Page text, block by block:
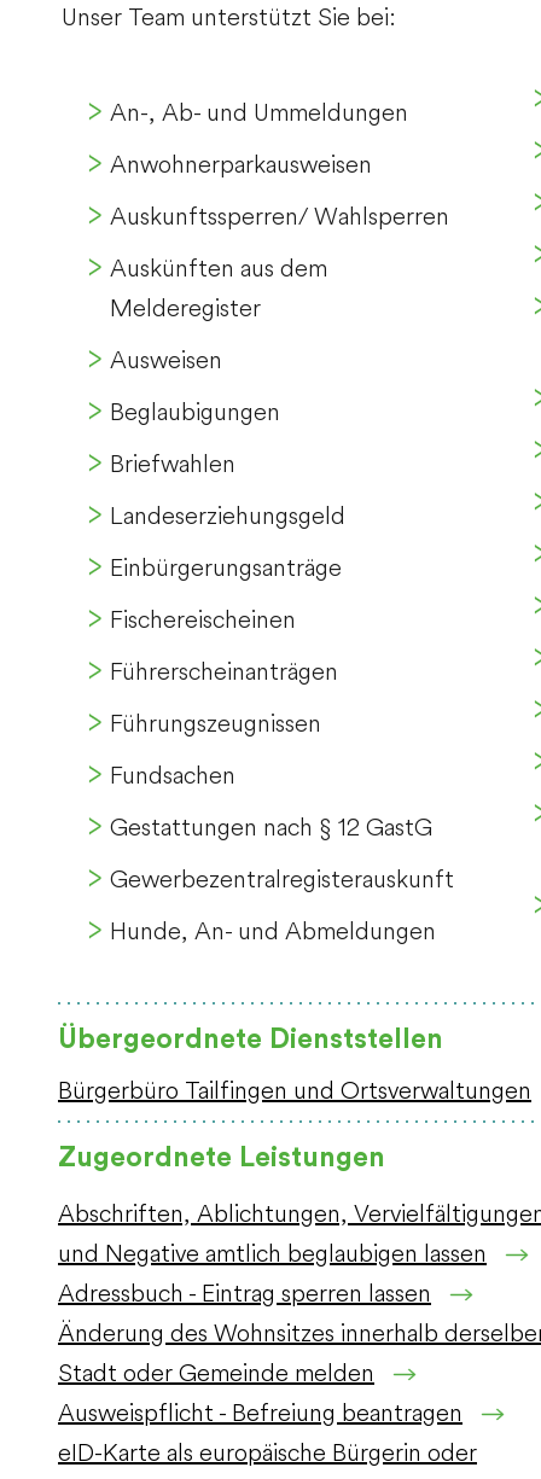
Unser Team unterstützt Sie bei:
An-, Ab- und Ummeldungen
Anwohnerparkausweisen
Auskunftssperren/ Wahlsperren
Auskünften aus dem
Melderegister
Ausweisen
Beglaubigungen
Briefwahlen
Landeserziehungsgeld
Einbürgerungsanträge
Fischereischeinen
Führerscheinanträgen
Führungszeugnissen
Fundsachen
Gestattungen nach § 12 GastG
Gewerbezentralregisterauskunft
Hunde, An- und Abmeldungen
Übergeordnete Dienststellen
Bürgerbüro Tailfingen und Ortsverwaltungen
Zugeordnete Leistungen
Abschriften, Ablichtungen,
und Negative amtlich beglaubigen lassen
Adressbuch - Eintrag sperren lassen
Änderung des Wohnsitzes innerhalb
Stadt oder Gemeinde melden
Ausweispflicht - Befreiung beantragen
eID-Karte als europäische Bürgerin oder